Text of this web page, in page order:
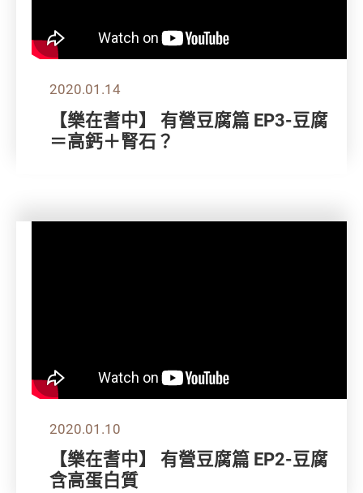
2020.01.14
【樂在耆中】 有營豆腐篇 EP3-豆腐
＝高鈣＋腎石？
2020.01.10
【樂在耆中】 有營豆腐篇 EP2-豆腐
含高蛋白質